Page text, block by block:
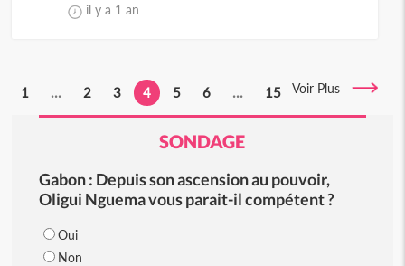
il y a 1 an
1 ... 2 3 4 5 6 ... 15 Voir Plus
SONDAGE
Gabon : Depuis son ascension au pouvoir,
Oligui Nguema vous parait-il compétent ?
Oui
Non